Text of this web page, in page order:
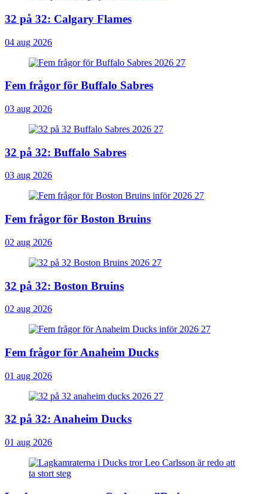
32 på 32: Calgary Flames
04 aug 2026
Fem frågor för Buffalo Sabres
03 aug 2026
32 på 32: Buffalo Sabres
03 aug 2026
Fem frågor för Boston Bruins
02 aug 2026
32 på 32: Boston Bruins
02 aug 2026
Fem frågor för Anaheim Ducks
01 aug 2026
32 på 32: Anaheim Ducks
01 aug 2026